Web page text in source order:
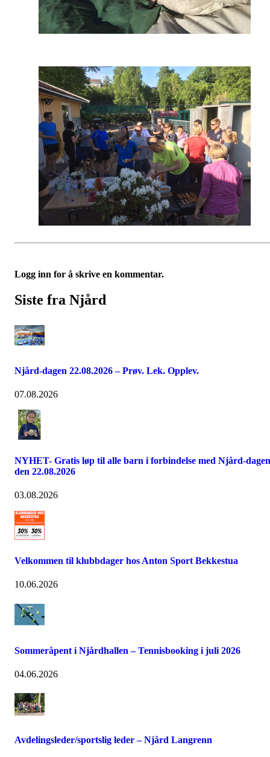
Logg inn for å skrive en kommentar.
Siste fra Njård
Njård-dagen 22.08.2026 – Prøv. Lek. Opplev.
07.08.2026
NYHET- Gratis løp til alle barn i forbindelse med Njård-dagen
den 22.08.2026
03.08.2026
Velkommen til klubbdager hos Anton Sport Bekkestua
10.06.2026
Sommeråpent i Njårdhallen – Tennisbooking i juli 2026
04.06.2026
Avdelingsleder/sportslig leder – Njård Langrenn